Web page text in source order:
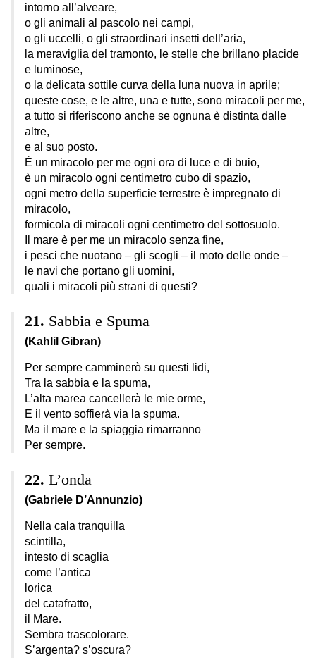
intorno all’alveare,
o gli animali al pascolo nei campi,
o gli uccelli, o gli straordinari insetti dell’aria,
la meraviglia del tramonto, le stelle che brillano placide
e luminose,
o la delicata sottile curva della luna nuova in aprile;
queste cose, e le altre, una e tutte, sono miracoli per me,
a tutto si riferiscono anche se ognuna è distinta dalle
altre,
e al suo posto.
È un miracolo per me ogni ora di luce e di buio,
è un miracolo ogni centimetro cubo di spazio,
ogni metro della superficie terrestre è impregnato di
miracolo,
formicola di miracoli ogni centimetro del sottosuolo.
Il mare è per me un miracolo senza fine,
i pesci che nuotano – gli scogli – il moto delle onde –
le navi che portano gli uomini,
quali i miracoli più strani di questi?
Sabbia e Spuma
(Kahlil Gibran)
Per sempre camminerò su questi lidi,
Tra la sabbia e la spuma,
L’alta marea cancellerà le mie orme,
E il vento soffierà via la spuma.
Ma il mare e la spiaggia rimarranno
Per sempre.
L’onda
(Gabriele D’Annunzio)
Nella cala tranquilla
scintilla,
intesto di scaglia
come l’antica
lorica
del catafratto,
il Mare.
Sembra trascolorare.
S’argenta? s’oscura?